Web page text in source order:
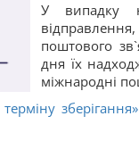
У випадку
поштового
дня їх
міжнародні
терміну